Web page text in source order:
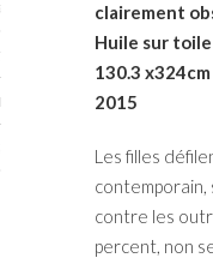
2017
MURS 2017-2018
clairement
Huile sur toile
130.3 x324cm
2015
Les filles
contre les
percent, non